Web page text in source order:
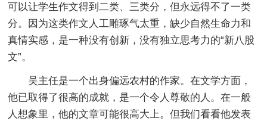
可以让学生作文得到二类、三类分，但永远得不了一类
分。因为这类作文人工雕琢气太重，缺少自然生命力和
真情实感，是一种没有创新，没有独立思考力的“新八股
文”。
吴主任是一个出身偏远农村的作家。在文学方面，
他已取得了很高的成就，是一个令人尊敬的人。在一般
人想象里，他的文章可能很高大上。但我们看看他发表